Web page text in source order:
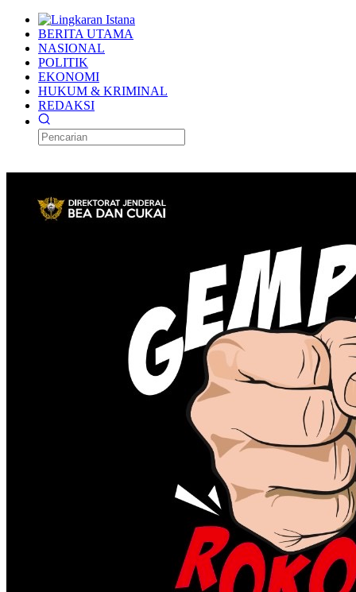
BERITA UTAMA
NASIONAL
POLITIK
EKONOMI
HUKUM & KRIMINAL
REDAKSI